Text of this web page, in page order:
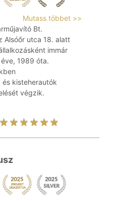
Mutass többet >>
Bt.
Alsóőr utca 18. alatt
immár
1989 óta.
kisteherautók
végzik.